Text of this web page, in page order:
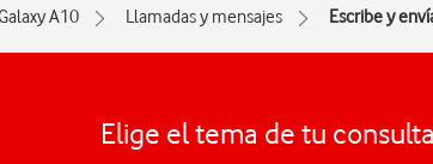
A10 Llamadas y mensajes Escribe y
Elige el tema de tu consulta